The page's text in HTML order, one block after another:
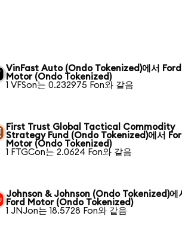
VinFast Auto (Ondo Tokenized)에서 Ford
Motor (Ondo Tokenized)
1 VFSon는 0.232975 Fon와 같음
First Trust Global Tactical Commodity
Strategy Fund (Ondo Tokenized)에서
Motor (Ondo Tokenized)
1 FTGCon는 2.0624 Fon와 같음
Johnson & Johnson (Ondo Tokenized)에
Ford Motor (Ondo Tokenized)
1 JNJon는 18.5728 Fon와 같음